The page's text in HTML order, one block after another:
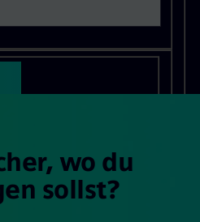
wo du
sollst?